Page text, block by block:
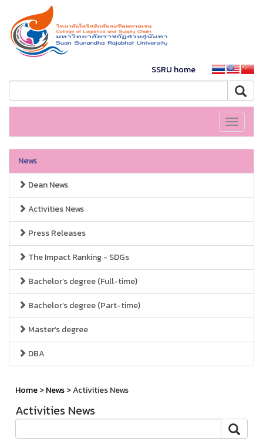
SSRU home
Toggle
News
Dean News
Activities News
Press Releases
The Impact Ranking - SDGs
Bachelor’s degree (Full-time)
Bachelor’s degree (Part-time)
Master’s degree
DBA
Home>News> Activities News
Activities News